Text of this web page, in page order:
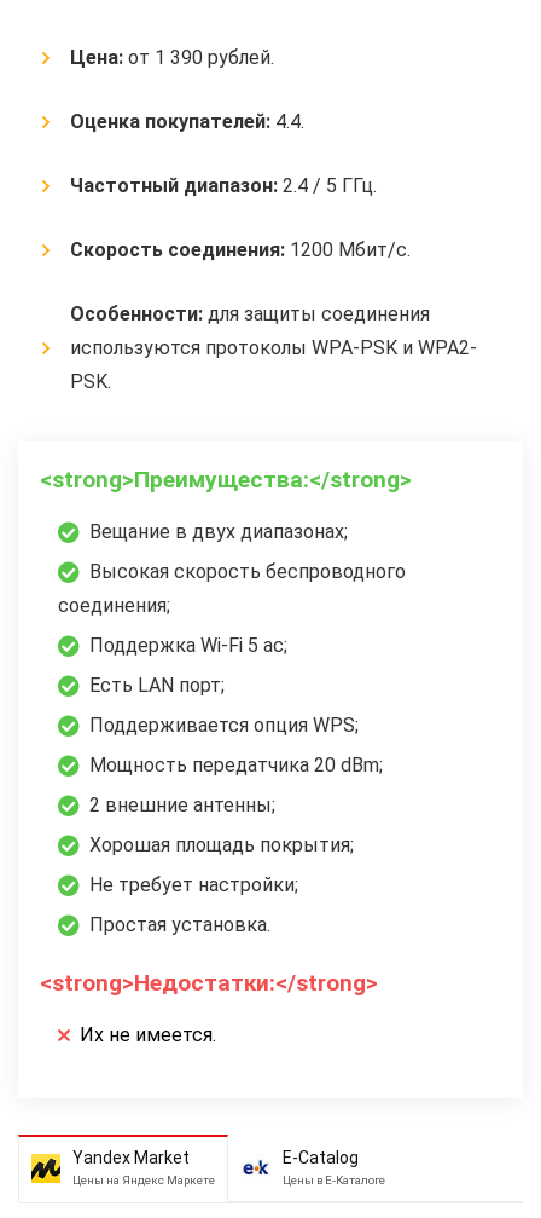
Цена: от 1 390 рублей.
Оценка покупателей: 4.4.
Частотный диапазон: 2.4 / 5 ГГц.
Скорость соединения: 1200 Мбит/с.
Особенности: для защиты соединения
используются протоколы WPA-PSK и WPA2-
PSK.
<strong>Преимущества:</strong>
Вещание в двух диапазонах;
Высокая скорость беспроводного
соединения;
Поддержка Wi-Fi 5 ac;
Есть LAN порт;
Поддерживается опция WPS;
Мощность передатчика 20 dBm;
2 внешние антенны;
Хорошая площадь покрытия;
Не требует настройки;
Простая установка.
<strong>Недостатки:</strong>
Их не имеется.
Yandex Market
Цены на Яндекс Маркете
E-Catalog
Цены в Е-Каталоге